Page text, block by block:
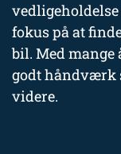
fokus på at
bil. Med mange
godt håndværk
videre.